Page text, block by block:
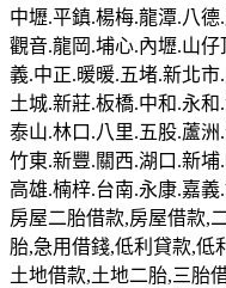
中壢.平鎮.楊梅.龍潭.八
觀音.龍岡.埔心.內壢.山
義.中正.暖暖.五堵.新北
土城.新莊.板橋.中和.永
泰山.林口.八里.五股.蘆
竹東.新豐.關西.湖口.新
高雄.楠梓.台南.永康.嘉
房屋二胎借款,房屋借款,
胎,急用借錢,低利貸款,低
土地借款,土地二胎,三胎